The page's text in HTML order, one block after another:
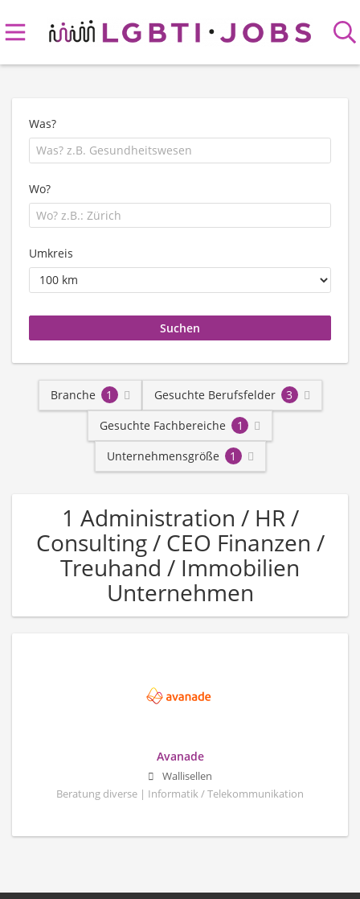
Was?
Wo?
Umkreis
Branche 1 Gesuchte Berufsfelder
3
Gesuchte Fachbereiche
1
Unternehmensgröße
1
1 Administration / HR /
Consulting / CEO Finanzen /
Treuhand / Immobilien
Unternehmen
Avanade
Wallisellen
Beratung diverse | Informatik / Telekommunikation